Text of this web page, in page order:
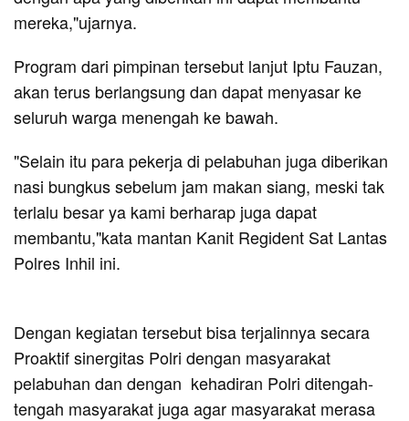
mereka,"ujarnya.
Program dari pimpinan tersebut lanjut Iptu Fauzan,
akan terus berlangsung dan dapat menyasar ke
seluruh warga menengah ke bawah.
"Selain itu para pekerja di pelabuhan juga diberikan
nasi bungkus sebelum jam makan siang, meski tak
terlalu besar ya kami berharap juga dapat
membantu,"kata mantan Kanit Regident Sat Lantas
Polres Inhil ini.
Dengan kegiatan tersebut bisa terjalinnya secara
Proaktif sinergitas Polri dengan masyarakat
pelabuhan dan dengan kehadiran Polri ditengah-
tengah masyarakat juga agar masyarakat merasa